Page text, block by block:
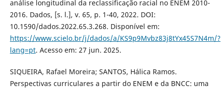
análise longitudinal da reclassificação racial no ENEM 2010-
2016. Dados, [s. l.], v. 65, p. 1-40, 2022. DOI:
10.1590/dados.2022.65.3.268. Disponível em:
https://www.scielo.br/j/dados/a/KS9p9Mvbz83j8tYx45S7N4m/?
lang=pt. Acesso em: 27 jun. 2025.
SIQUEIRA, Rafael Moreira; SANTOS, Hálica Ramos.
Perspectivas curriculares a partir do ENEM e da BNCC: uma